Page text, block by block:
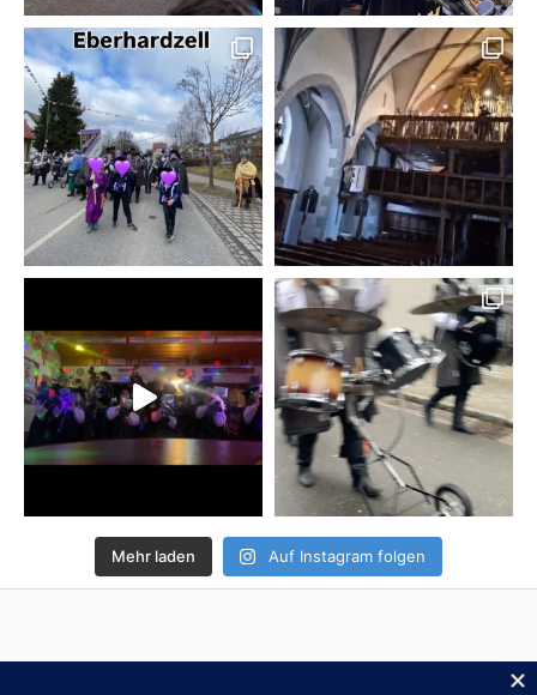
Mehr laden Auf Instagram folgen